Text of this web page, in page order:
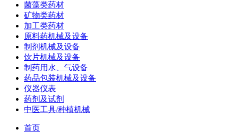
菌藻类药材
矿物类药材
加工类药材
原料药机械及设备
制剂机械及设备
饮片机械及设备
制药用水、气设备
药品包装机械及设备
仪器仪表
药剂及试剂
中医工具/种植机械
首页